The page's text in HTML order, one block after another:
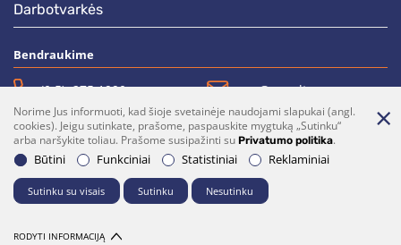
darbotvarkės
Bendraukime
(0 5)  275 1990 vrsa@vrsa.lt
Facebook Youtube
Prenumerata Parašykite mums
© 2026 Visos teisės saugomos. Sprendimas:UAB "Fresh Media"
Dalintis
Norime Jus informuoti, kad šioje svetainėje naudojami slapukai (angl.
cookies). Jeigu sutinkate, prašome, paspauskite mygtuką „Sutinku“
arba naršykite toliau. Prašome susipažinti su Privatumo politika.
Būtini
Funkciniai Statistiniai Reklaminiai
Sutinku su visais Sutinku Nesutinku
RODYTI INFORMACIJĄ